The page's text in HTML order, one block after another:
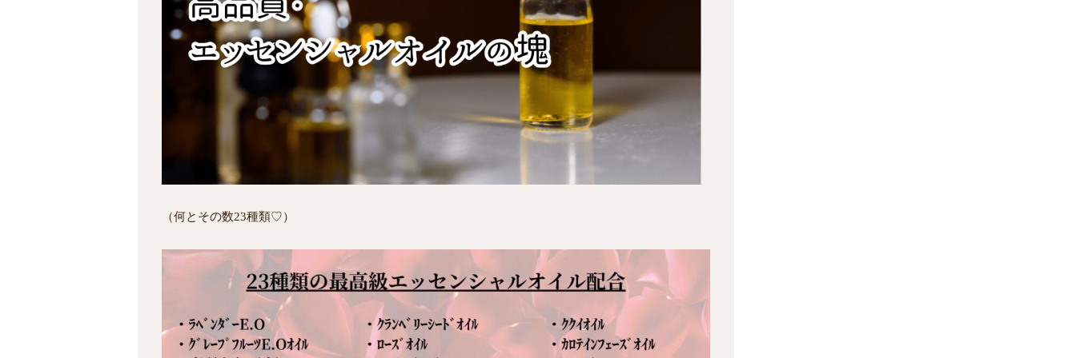
（何とその数23種類♡）